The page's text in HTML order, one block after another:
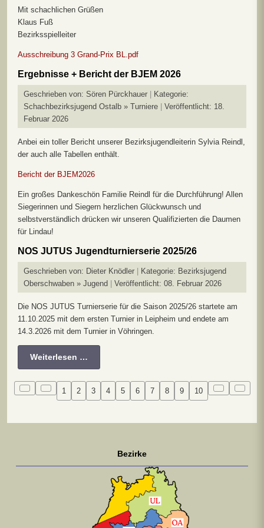
Mit schachlichen Grüßen
Klaus Fuß
Bezirksspielleiter
Ausschreibung 3 Grand-Prix BL.pdf
Ergebnisse + Bericht der BJEM 2026
Geschrieben von: Sören Pürckhauer
Kategorie:
Schachbezirksjugend Ostalb » Turniere
Veröffentlicht: 18.
Februar 2026
Anbei ein toller Bericht unserer Bezirksjugendleiterin Sylvia Reindl,
der auch alle Tabellen enthält.
Bericht der BJEM2026
Ein großes Dankeschön Familie Reindl für die Durchführung! Allen
Siegerinnen und Siegern herzlichen Glückwunsch und
selbstverständlich drücken wir unseren Qualifizierten die Daumen
für Lindau!
NOS JUTUS Jugendturnierserie 2025/26
Geschrieben von: Dieter Knödler Kategorie: Bezirksjugend
Oberschwaben » Jugend
Veröffentlicht: 08. Februar 2026
Die NOS JUTUS Turnierserie für die Saison 2025/26 startete am
11.10.2025 mit dem ersten Turnier in Leipheim und endete am
14.3.2026 mit dem Turnier in Vöhringen.
Weiterlesen …
1 2 3 4 5 6 7 8 9 10
Bezirke